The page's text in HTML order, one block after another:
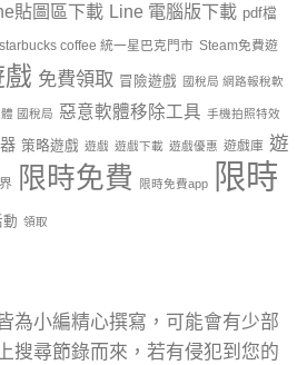
貼圖區下載 Line 電腦版下載 pdf檔
starbucks coffee 統一星巴克門市 Steam免費遊
免費領取 冒險遊戲 國稅局 網路報稅軟
國稅局 惡意軟體移除工具 手機拍照特效
策略遊戲 遊戲 遊戲下載 遊戲優惠 遊戲庫 遊
限時免費 限時免費app
限時
動 領取
為小編精心撰寫，可能會有少部
搜尋節錄而來，若有侵犯到您的